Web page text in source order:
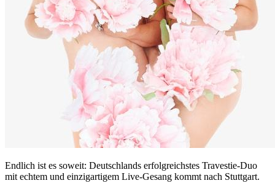
Endlich ist es soweit: Deutschlands erfolgreichstes Travestie-Duo
mit echtem und einzigartigem Live-Gesang kommt nach Stuttgart.